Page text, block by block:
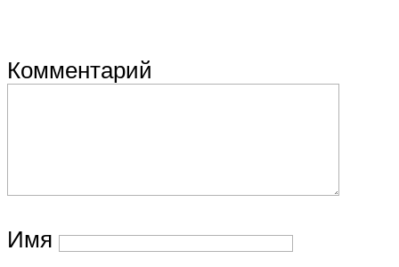
Комментарий
Имя